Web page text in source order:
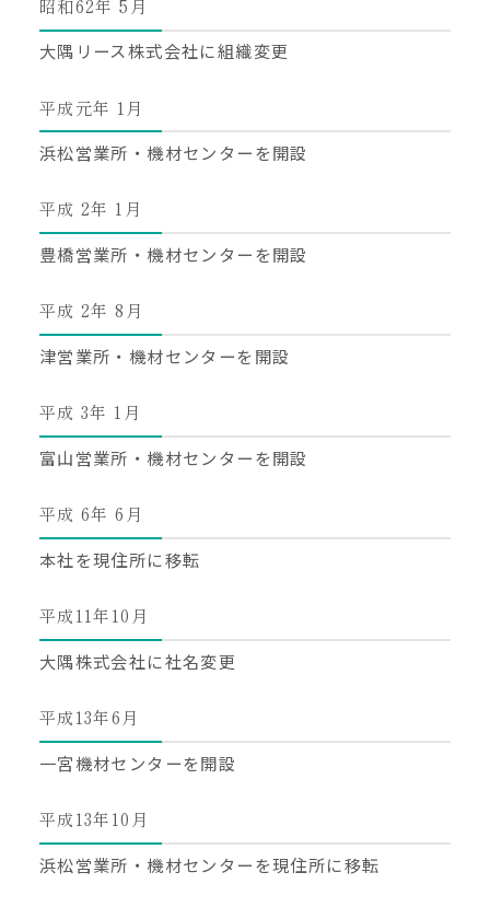
わたしたちの理念
大隅について
製品情報
技術資料
会社情報
採用情報
プライバシーポリシー
お問い合わせ
昭和62年 5月
大隅リース株式会社に組織変更
平成元年 1月
浜松営業所・機材センターを開設
平成 2年 1月
豊橋営業所・機材センターを開設
平成 2年 8月
津営業所・機材センターを開設
平成 3年 1月
富山営業所・機材センターを開設
平成 6年 6月
本社を現住所に移転
平成11年10月
大隅株式会社に社名変更
平成13年6月
一宮機材センターを開設
平成13年10月
浜松営業所・機材センターを現住所に移転